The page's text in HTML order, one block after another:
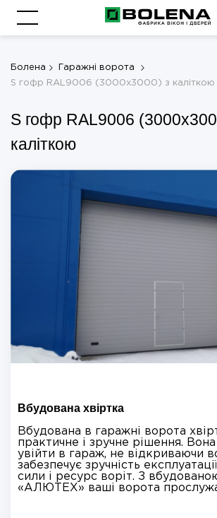
Болена
Гаражні ворота
S гофр RAL9006 (3000х3000) з каліткою
S гофр RAL9006
каліткою
Вбудована хвіртка
Вбудована в гаражні ворота
практичне і зручне рішення.
увійти в гараж, не відкриваючи
забезпечує зручність
сили і ресурс воріт. З
«АЛЮТЕХ» ваші ворота